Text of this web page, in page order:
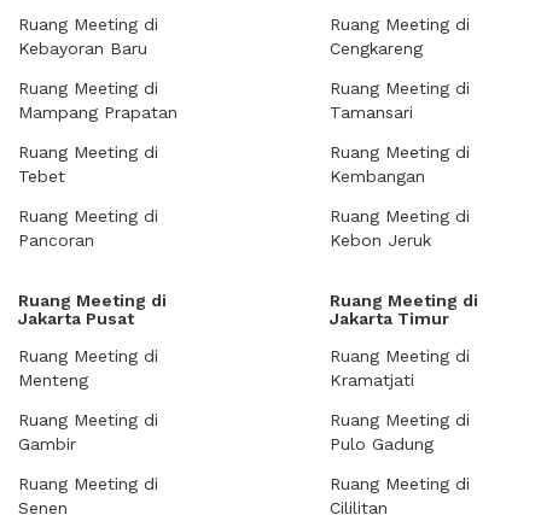
Ruang Meeting di
Kebayoran Baru
Ruang Meeting di
Mampang Prapatan
Ruang Meeting di
Tebet
Ruang Meeting di
Pancoran
Ruang Meeting di
Cengkareng
Ruang Meeting di
Tamansari
Ruang Meeting di
Kembangan
Ruang Meeting di
Kebon Jeruk
Ruang Meeting di
Jakarta Pusat
Ruang Meeting di
Menteng
Ruang Meeting di
Gambir
Ruang Meeting di
Senen
Ruang Meeting di
Jakarta Timur
Ruang Meeting di
Kramatjati
Ruang Meeting di
Pulo Gadung
Ruang Meeting di
Cililitan